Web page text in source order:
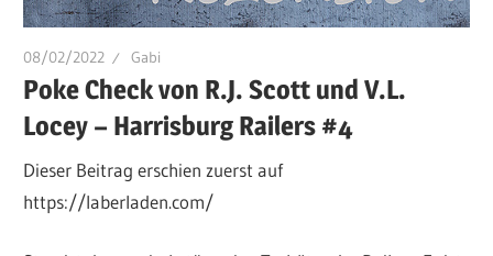
08/02/2022 Gabi
Poke Check von R.J. Scott und V.L.
Locey – Harrisburg Railers #4
Dieser Beitrag erschien zuerst auf
https://laberladen.com/